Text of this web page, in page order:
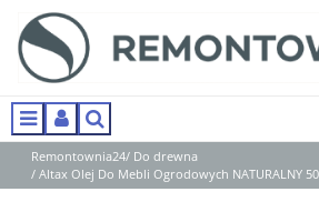
MenuPanelSzukaj
Remontownia24/ Do drewna
/ Altax Olej Do Mebli Ogrodowych NATURALNY